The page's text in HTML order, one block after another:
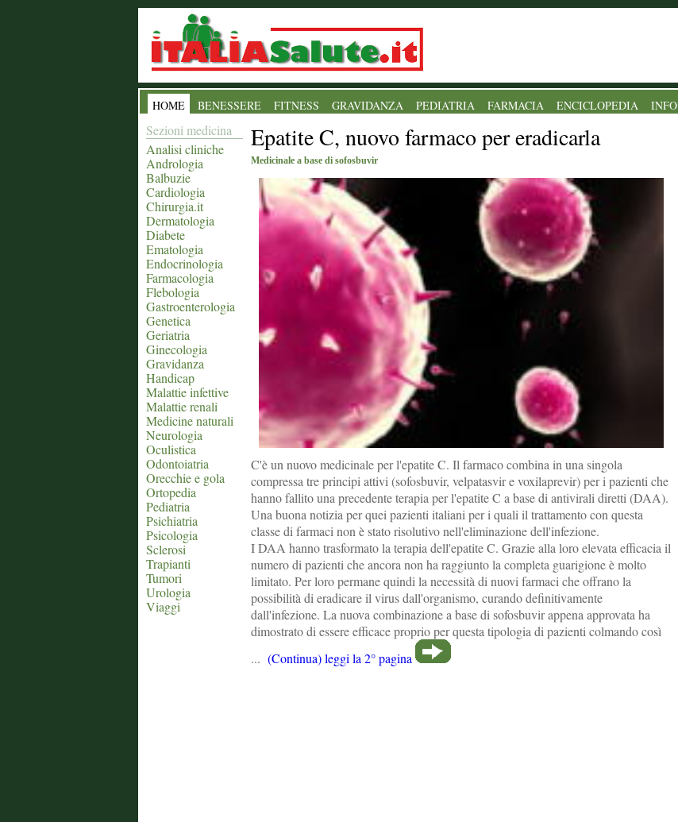
HOME BENESSERE FITNESS GRAVIDANZA PEDIATRIA FARMACIA ENCICLOPEDIA INFO
Sezioni medicina
Analisi cliniche
Andrologia
Balbuzie
Cardiologia
Chirurgia.it
Dermatologia
Diabete
Ematologia
Endocrinologia
Farmacologia
Flebologia
Gastroenterologia
Genetica
Geriatria
Ginecologia
Gravidanza
Handicap
Malattie infettive
Malattie renali
Medicine naturali
Neurologia
Oculistica
Odontoiatria
Orecchie e gola
Ortopedia
Pediatria
Psichiatria
Psicologia
Sclerosi
Trapianti
Tumori
Urologia
Viaggi
Epatite C, nuovo farmaco per eradicarla
Medicinale a base di sofosbuvir
C'è un nuovo medicinale per l'epatite C. Il farmaco combina in una singola
compressa tre principi attivi (sofosbuvir, velpatasvir e voxilaprevir) per i pazienti che
hanno fallito una precedente terapia per l'epatite C a base di antivirali diretti (DAA).
Una buona notizia per quei pazienti italiani per i quali il trattamento con questa
classe di farmaci non è stato risolutivo nell'eliminazione dell'infezione.
I DAA hanno trasformato la terapia dell'epatite C. Grazie alla loro elevata efficacia il
numero di pazienti che ancora non ha raggiunto la completa guarigione è molto
limitato. Per loro permane quindi la necessità di nuovi farmaci che offrano la
possibilità di eradicare il virus dall'organismo, curando definitivamente
dall'infezione. La nuova combinazione a base di sofosbuvir appena approvata ha
dimostrato di essere efficace proprio per questa tipologia di pazienti colmando così
... (Continua) leggi la 2° pagina